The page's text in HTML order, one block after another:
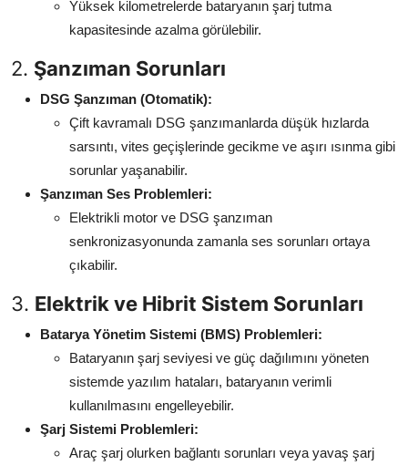
Yüksek kilometrelerde bataryanın şarj tutma
kapasitesinde azalma görülebilir.
2. Şanzıman Sorunları
DSG Şanzıman (Otomatik):
Çift kavramalı DSG şanzımanlarda düşük hızlarda
sarsıntı, vites geçişlerinde gecikme ve aşırı ısınma gibi
sorunlar yaşanabilir.
Şanzıman Ses Problemleri:
Elektrikli motor ve DSG şanzıman
senkronizasyonunda zamanla ses sorunları ortaya
çıkabilir.
3. Elektrik ve Hibrit Sistem Sorunları
Batarya Yönetim Sistemi (BMS) Problemleri:
Bataryanın şarj seviyesi ve güç dağılımını yöneten
sistemde yazılım hataları, bataryanın verimli
kullanılmasını engelleyebilir.
Şarj Sistemi Problemleri:
Araç şarj olurken bağlantı sorunları veya yavaş şarj